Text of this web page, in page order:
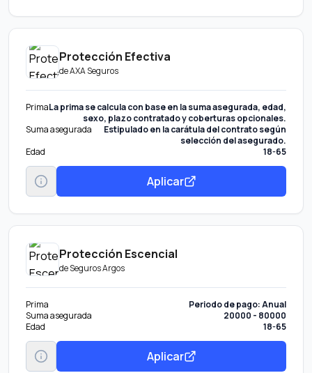
Protección Efectiva
deAXA Seguros
PrimaLa prima se calcula con base en la suma asegurada, edad,
sexo, plazo contratado y coberturas opcionales.
Suma asegurada
Estipulado en la carátula del contrato según
selección del asegurado.
Edad
18-65
Aplicar
Protección Escencial
deSeguros Argos
Prima
Periodo de pago: Anual
Suma asegurada
20000 - 80000
Edad
18-65
Aplicar